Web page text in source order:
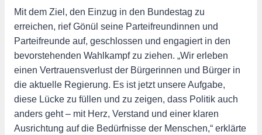
Mit dem Ziel, den Einzug in den Bundestag zu
erreichen, rief Gönül seine Parteifreundinnen und
Parteifreunde auf, geschlossen und engagiert in den
bevorstehenden Wahlkampf zu ziehen. „Wir erleben
einen Vertrauensverlust der Bürgerinnen und Bürger in
die aktuelle Regierung. Es ist jetzt unsere Aufgabe,
diese Lücke zu füllen und zu zeigen, dass Politik auch
anders geht – mit Herz, Verstand und einer klaren
Ausrichtung auf die Bedürfnisse der Menschen,“ erklärte